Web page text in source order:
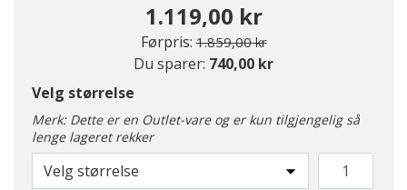
1.119,00 kr
Førpris: Pris redusert fra
1.859,00 krtil
Du sparer: 740,00 kr
Velg størrelse
Merk: Dette er en Outlet-vare og er kun tilgjengelig så
lenge lageret rekker
Velg størrelse